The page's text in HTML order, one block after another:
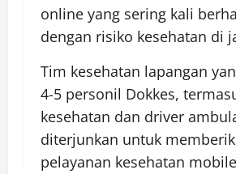
online yang sering kali
dengan risiko kesehatan di
Tim kesehatan lapangan
4-5 personil Dokkes,
kesehatan dan driver
diterjunkan untuk
pelayanan kesehatan